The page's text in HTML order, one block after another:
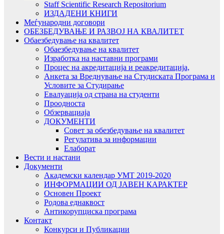
Staff Scientific Research Repositorium
ИЗДАДЕНИ КНИГИ
Меѓународни договори
ОБЕЗБЕДУВАЊЕ И РАЗВОЈ НА КВАЛИТЕТ
Обаезбедување на квалитет
Обаезбедување на квалитет
Изработка на наставни програми
Процес на акредитација и реакредитација,
Анкета за Вреднување на Студиската Програма и
Условите за Студирање
Евалуација од страна на студенти
Проодноста
Обзервациаја
ДОКУМЕНТИ
Совет за обезбедување на квалитет
Регулатива за информации
Елаборат
Вести и настани
Документи
Академски календар УМТ 2019-2020
ИНФОРМАЦИИ ОД ЈАВЕН КАРАКТЕР
Основен Проект
Родова еднаквост
Антикорупциска програма
Контакт
Конкурси и Публикации